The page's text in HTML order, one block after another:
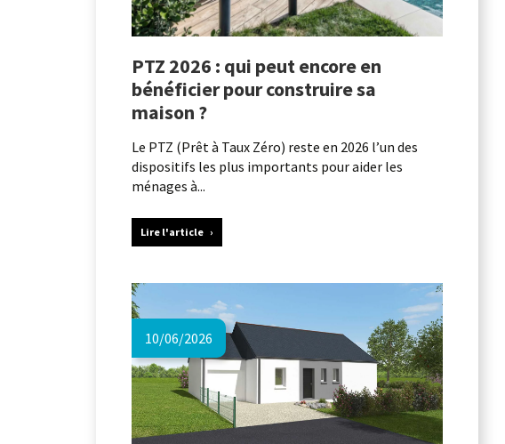
PTZ 2026 : qui peut encore en
bénéficier pour construire sa
maison ?
Le PTZ (Prêt à Taux Zéro) reste en 2026 l’un des
dispositifs les plus importants pour aider les
ménages à...
Lire l'article
10/06/2026